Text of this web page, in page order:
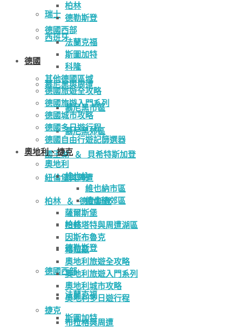
瑞士
西班牙
德國
慕尼黑與周遭
慕尼黑市區
慕尼黑郊區
國王湖 ＆ 貝希特斯加登
紐倫堡與周遭
柏林 ＆ 德勒斯登
柏林
德勒斯登
德國西部
法蘭克福
斯圖加特
柏林
德勒斯登
德國西部
法蘭克福
斯圖加特
科隆
其他德國區域
德國旅遊全攻略
德國旅遊入門系列
德國城市攻略
德國多日遊行程
德國自由行遊記篩選器
奧地利、捷克
奧地利
維也納
維也納市區
維也納郊區
薩爾斯堡
哈修塔特與周遭湖區
因斯布魯克
格拉茲
奧地利旅遊全攻略
奧地利旅遊入門系列
奧地利城市攻略
奧地利多日遊行程
捷克
布拉格與周遭